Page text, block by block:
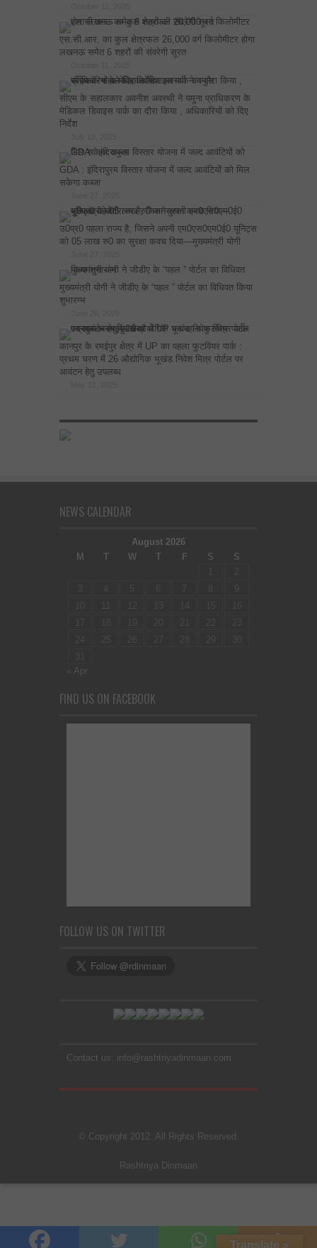
एस.सी.आर. का कुल क्षेत्रफल 26,000 वर्ग किलोमीटर होगा
लखनऊ समेत 6 शहरों की संवरेगी सूरत
सीएम के सहालकार अवनीश अवस्थी ने यमुना प्राधिकरण के
मेडिकल डिवाइस पार्क का दौरा किया , अधिकारियों को दिए
निर्देश
GDA : इंदिरापुरम विस्तार योजना में जल्द आवंटियों को मिल
सकेगा कब्जा
उ0प्र0 पहला राज्य है, जिसने अपनी एम0एस0एम0ई0 यूनिट्स
को 05 लाख रु0 का सुरक्षा कवच दिया—मुख्यमंत्री योगी
मुख्यमंत्री योगी ने जीडीए के “पहल ” पोर्टल का विधिवत किया
शुभारम्भ
कानपुर के रमईपुर क्षेत्र में UP का पहला फुटवियर पार्क :
प्रथम चरण में 26 औद्योगिक भूखंड निवेश मित्र पोर्टल पर
आवंटन हेतु उपलब्ध
NEWS CALENDAR
August 2026
M
T W T F S
S
1
2
3
5 7 8
10
11 12 13 14 15
16
17
18 19 20 21 22
23
24
25 26 27 28 29
30
31
« Apr
FIND US ON FACEBOOK
FOLLOW US ON TWITTER
Contact us: info@rashtriyadinmaan.com
© Copyright 2012. All Rights Reserved.
Rashtriya Dinmaan
Translate »